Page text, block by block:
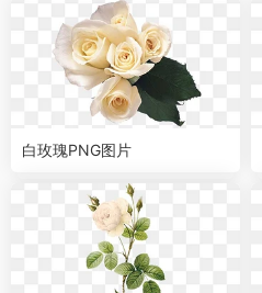
白玫瑰PNG图片